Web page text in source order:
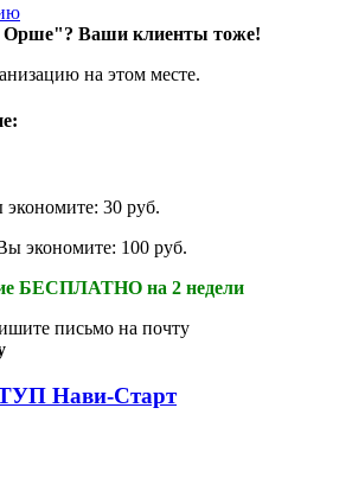
Орше"? Ваши клиенты тоже!
на этом месте.
30 руб.
экономите: 100 руб.
БЕСПЛАТНО на 2 недели
письмо на почту
Нави-Старт